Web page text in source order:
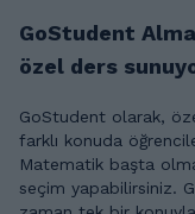
GoStudent
özel ders
GoStudent olarak,
farklı konuda öğrencilere
Matematik başta
seçim yapabilirsiniz.